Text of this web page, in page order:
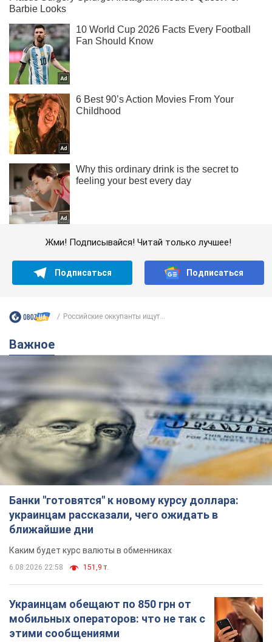
Жми! Подписывайся! Читай только лучшее!
Подписаться Подписаться
Российские оккупанты ищут...
Важное
Банки "готовятся" к новому курсу доллара:
украинцам рассказали, чего ожидать в
ближайшие дни
Каким будет курс валюты в обменниках
6.08.2026 22:58 151,9 т.
Украинцам обещают по 850 грн от
мобильных операторов: что не так с
этими сообщениями